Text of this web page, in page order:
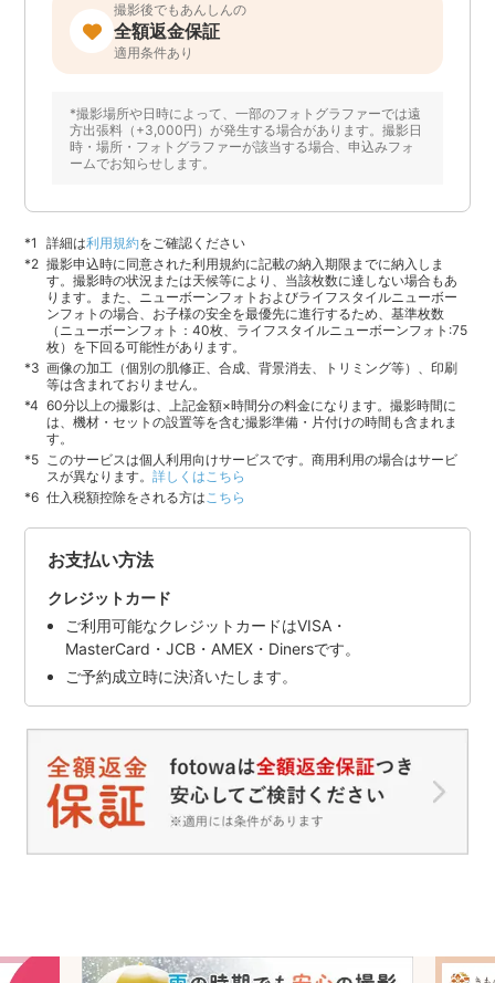
撮影後でもあんしんの
全額返金保証
適用条件あり
*撮影場所や日時によって、一部のフォトグラファーでは遠
方出張料（+3,000円）が発生する場合があります。撮影日
時・場所・フォトグラファーが該当する場合、申込みフォ
ームでお知らせします。
詳細は利用規約をご確認ください
撮影申込時に同意された利用規約に記載の納入期限までに納入しま
す。撮影時の状況または天候等により、当該枚数に達しない場合もあ
ります。また、ニューボーンフォトおよびライフスタイルニューボー
ンフォトの場合、お子様の安全を最優先に進行するため、基準枚数
（ニューボーンフォト：40枚、ライフスタイルニューボーンフォト:75
枚）を下回る可能性があります。
画像の加工（個別の肌修正、合成、背景消去、トリミング等）、印刷
等は含まれておりません。
60分以上の撮影は、上記金額×時間分の料金になります。撮影時間に
は、機材・セットの設置等を含む撮影準備・片付けの時間も含まれま
す。
このサービスは個人利用向けサービスです。商用利用の場合はサービ
スが異なります。詳しくはこちら
仕入税額控除をされる方はこちら
お支払い方法
クレジットカード
ご利用可能なクレジットカードはVISA・
MasterCard・JCB・AMEX・Dinersです。
ご予約成立時に決済いたします。